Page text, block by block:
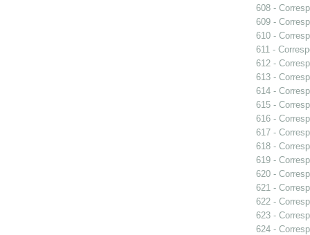
608 -
609 -
610 -
611 -
612 -
613 -
614 -
615 -
616 -
617 -
618 -
619 -
620 -
621 -
622 -
623 -
624 -